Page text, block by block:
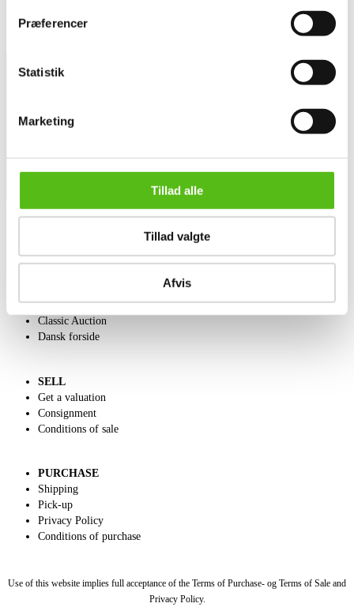
Præferencer
Statistik
Marketing
Tillad alle
Tillad valgte
Afvis
ABOUT US
Charity
Classic Auction
Dansk forside
SELL
Get a valuation
Consignment
Conditions of sale
PURCHASE
Shipping
Pick-up
Privacy Policy
Conditions of purchase
Use of this website implies full acceptance of the Terms of Purchase- og Terms of Sale and
Privacy Policy.